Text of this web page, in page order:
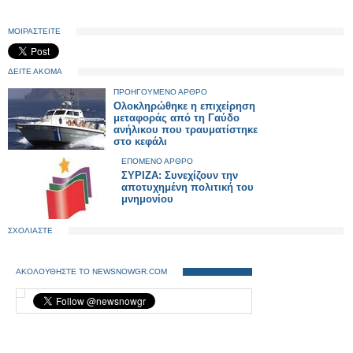
ΜΟΙΡΑΣΤΕΙΤΕ
ΔΕΙΤΕ ΑΚΟΜΑ
ΠΡΟΗΓΟΥΜΕΝΟ ΑΡΘΡΟ
Ολοκληρώθηκε η επιχείρηση
μεταφοράς από τη Γαύδο
ανήλικου που τραυματίστηκε
στο κεφάλι
ΕΠΟΜΕΝΟ ΑΡΘΡΟ
ΣΥΡΙΖΑ: Συνεχίζουν την
αποτυχημένη πολιτική του
μνημονίου
ΣΧΟΛΙΑΣΤΕ
ΑΚΟΛΟΥΘΗΣΤΕ ΤΟ NEWSNOWGR.COM